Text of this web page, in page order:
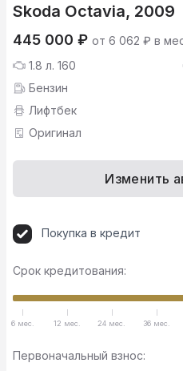
Skoda Octavia, 2009
445 000 ₽ от 6 062 ₽ в
1.8 л. 160
Бензин
Лифтбек
Оригинал
Изменить
Покупка в кредит
Срок кредитования:
6 мес. 12 мес. 24 мес. 36 мес.
Первоначальный взнос: